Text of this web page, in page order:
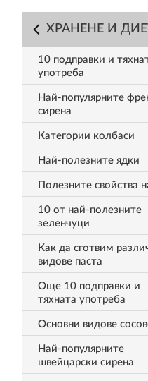
ХРАНЕНЕ И
10 подправки и
употреба
Най-популярните
сирена
Категории колбаси
Най-полезните ядки
Полезните свойства
10 от най-полезните
зеленчуци
Как да сготвим
видове паста
Още 10 подправки и
тяхната употреба
Основни видове
Най-популярните
швейцарски сирена